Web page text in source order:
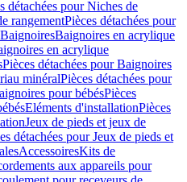
détachées pour Niches de
rangementPièces détachées pour
BaignoiresBaignoires en acrylique
en acrylique
Pièces détachées pour Baignoires
minéralPièces détachées pour
pour bébésPièces
Eléments d'installationPièces
Jeux de pieds et jeux de
détachées pour Jeux de pieds et
AccessoiresKits de
aux appareils pour